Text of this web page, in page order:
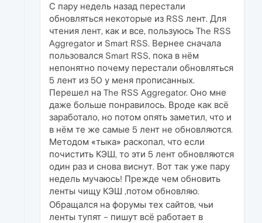
С пару недель назад перестали
обновляться некоторые из RSS лент. Для
чтения лент, как и все, пользуюсь The RSS
Aggregator и Smart RSS. Вернее сначала
пользовался Smart RSS, пока в нём
непонятно почему перестали обновляться
5 лент из 50 у меня прописанных.
Перешел на The RSS Aggregator. Оно мне
даже больше понравилось. Вроде как всё
заработало, но потом опять заметил, что и
в нём те же самые 5 лент не обновляются.
Методом «тыка» раскопал, что если
почистить КЭШ, то эти 5 лент обновляются
один раз и снова виснут. Вот так уже пару
недель мучаюсь! Прежде чем обновить
ленты чищу КЭШ ,потом обновляю.
Обращался на форумы тех сайтов, чьи
ленты тупят – пишут всё работает в